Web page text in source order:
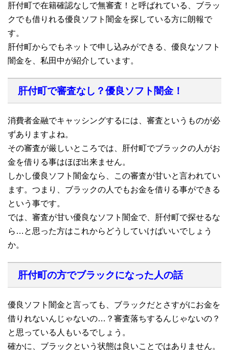
肝付町で在籍確認なしで無審査！と呼ばれている、ブラッ
クでも借りれる優良ソフト闇金を探している方に朗報で
す。
肝付町からでもネットで申し込みができる、優良なソフト
闇金を、私田中が紹介しています。
肝付町で審査なし？優良ソフト闇金！
消費者金融でキャッシングするには、審査というものが必
ずありますよね。
その審査が厳しいところでは、肝付町でブラックの人がお
金を借りる事はほぼ出来ません。
しかし優良ソフト闇金なら、この審査が甘いと言われてい
ます。つまり、ブラックの人でもお金を借りる事ができる
という事です。
では、審査が甘い優良なソフト闇金で、肝付町で探せるな
ら…と思った方はこれからどうしていけばいいでしょう
か。
肝付町の方でブラックになった人の話
優良ソフト闇金と言っても、ブラックだとさすがにお金を
借りれないんじゃないの…？審査落ちするんじゃないの？
と思っている人もいるでしょう。
確かに、ブラックという状態は良いことではありません。